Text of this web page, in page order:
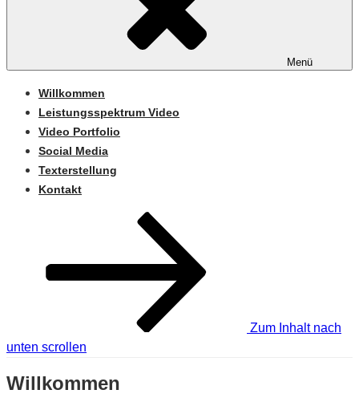
Menü
Willkommen
Leistungsspektrum Video
Video Portfolio
Social Media
Texterstellung
Kontakt
Zum Inhalt nach
unten scrollen
Willkommen